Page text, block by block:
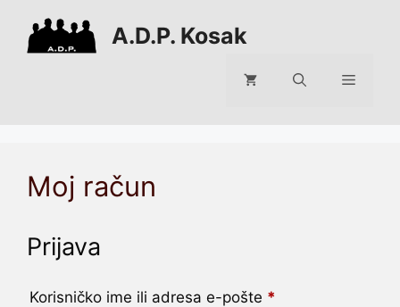
sadržaj
A.D.P. Kosak
Moj račun
Prijava
Korisničko ime ili adresa e-pošte *